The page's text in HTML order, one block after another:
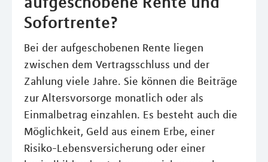
Sofortrente?
Bei der aufgeschobenen Rente liegen
zwischen dem Vertragsschluss und der
Zahlung viele Jahre. Sie können die Beiträge
zur Altersvorsorge monatlich oder als
Einmalbetrag einzahlen. Es besteht auch die
Möglichkeit, Geld aus einem Erbe, einer
Risiko-Lebensversicherung oder einer